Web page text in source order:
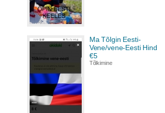
Ma Tõlgin Eesti-
Vene/vene-Eesti Hind
€5
Tõlkimine